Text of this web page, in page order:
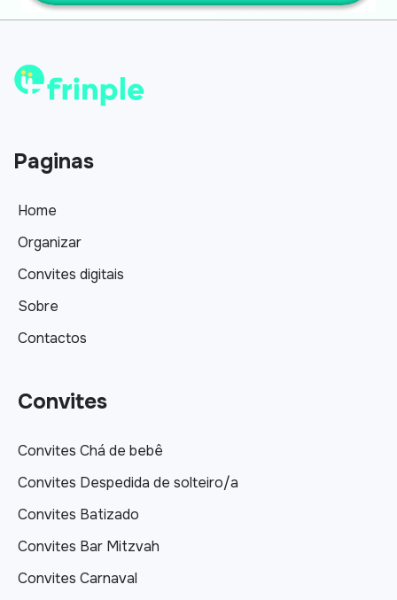
Paginas
Home
Organizar
Convites digitais
Sobre
Contactos
Convites
Convites Chá de bebê
Convites Despedida de solteiro/a
Convites Batizado
Convites Bar Mitzvah
Convites Carnaval